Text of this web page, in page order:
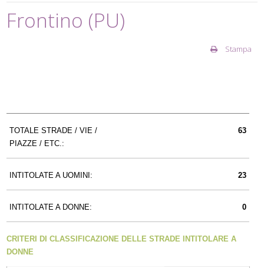
Frontino (PU)
Stampa
TOTALE STRADE / VIE /
PIAZZE / ETC.:
63
INTITOLATE A UOMINI: 23
INTITOLATE A DONNE: 0
CRITERI DI CLASSIFICAZIONE DELLE STRADE INTITOLARE A
DONNE